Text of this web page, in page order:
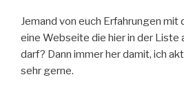
Jemand von euch Erfahrungen mit
eine Webseite die hier in der Liste
darf? Dann immer her damit, ich
sehr gerne.